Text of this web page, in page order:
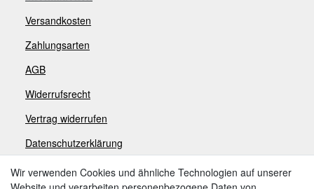
Versandkosten
Zahlungsarten
AGB
Widerrufsrecht
Vertrag widerrufen
Datenschutzerklärung
Impressum
Wir verwenden Cookies und ähnliche Technologien auf unserer